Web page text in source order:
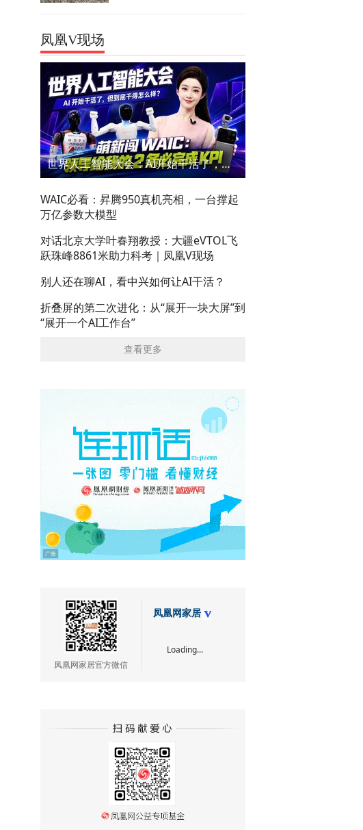
凤凰V现场
世界人工智能大会：AI开始干活了，但到底干的怎么样？萌新闯WAIC
WAIC必看：昇腾950真机亮相，一台撑起
万亿参数大模型
对话北京大学叶春翔教授：大疆eVTOL飞
跃珠峰8861米助力科考｜凤凰V现场
别人还在聊AI，看中兴如何让AI干活？
折叠屏的第二次进化：从“展开一块大屏”到
“展开一个AI工作台”
查看更多
凤凰网家居官方微信
凤凰网家居
Loading...